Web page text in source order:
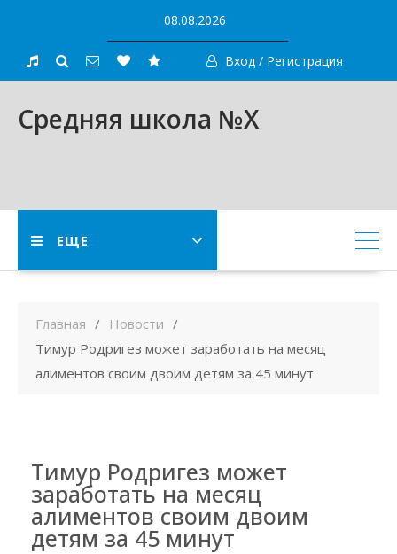
content
08.08.2026
Вход / Регистрация
Средняя школа №X
ЕЩЕ
Главная
Новости
Тимур Родригез может заработать на месяц
алиментов своим двоим детям за 45 минут
Тимур Родригез может
заработать на месяц
алиментов своим двоим
детям за 45 минут